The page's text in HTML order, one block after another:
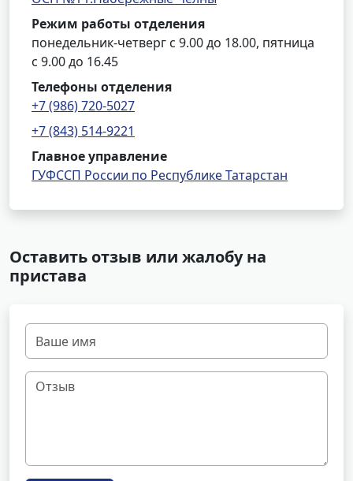
Режим работы отделения
понедельник-четверг с 9.00 до 18.00, пятница
с 9.00 до 16.45
Телефоны отделения
+7 (986) 720-5027
+7 (843) 514-9221
Главное управление
ГУФССП России по Республике Татарстан
Оставить отзыв или жалобу на
пристава